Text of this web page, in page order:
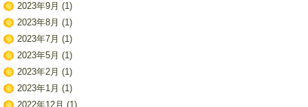
2023年9月 (1)
2023年8月 (1)
2023年7月 (1)
2023年5月 (1)
2023年2月 (1)
2023年1月 (1)
2022年12月 (1)